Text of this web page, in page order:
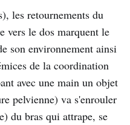
les retournements du
vers le dos marquent le
son environnement ainsi
de la coordination
avec une main un objet
pelvienne) va s'enrouler
du bras qui attrape, se